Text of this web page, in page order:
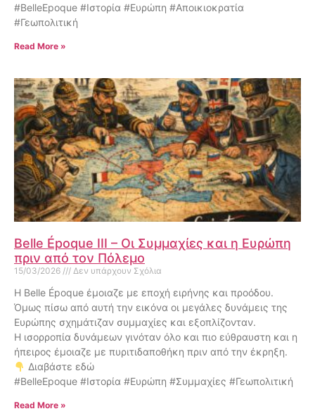
#BelleEpoque #Ιστορία #Ευρώπη #Αποικιοκρατία
#Γεωπολιτική
Read More »
Belle Époque III – Οι Συμμαχίες και η Ευρώπη
πριν από τον Πόλεμο
15/03/2026 Δεν υπάρχουν Σχόλια
Η Belle Époque έμοιαζε με εποχή ειρήνης και προόδου.
Όμως πίσω από αυτή την εικόνα οι μεγάλες δυνάμεις της
Ευρώπης σχημάτιζαν συμμαχίες και εξοπλίζονταν.
Η ισορροπία δυνάμεων γινόταν όλο και πιο εύθραυστη και η
ήπειρος έμοιαζε με πυριτιδαποθήκη πριν από την έκρηξη.
Διαβάστε εδώ
#BelleEpoque #Ιστορία #Ευρώπη #Συμμαχίες #Γεωπολιτική
Read More »